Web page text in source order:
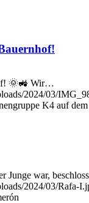
🌞🚜 Wir…
2024/03/
K4 auf
Junge war,
2024/03/Rafa-